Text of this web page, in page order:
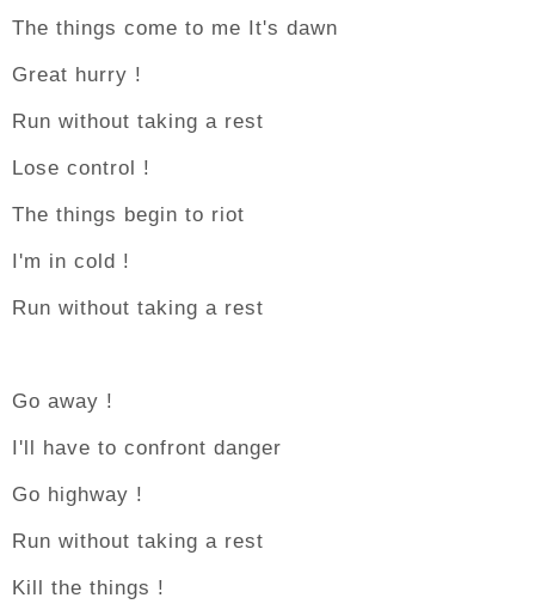
The things come to me It's dawn
Great hurry !
Run without taking a rest
Lose control !
The things begin to riot
I'm in cold !
Run without taking a rest
Go away !
I'll have to confront danger
Go highway !
Run without taking a rest
Kill the things !